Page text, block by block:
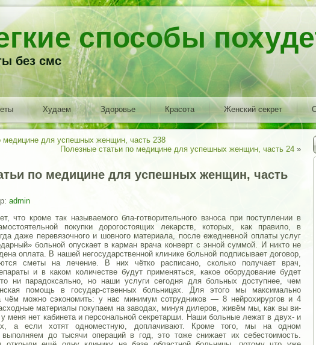
способы
без смс
Худаем Здоровье Красота Женский секрет
медицине для успешных женщин, часть 238
Полезные статьи по медицине для успешных женщин, часть 24 »
по медицине для успешных женщин, часть
admin
что кроме так называемого бла-готворительного взноса при поступлении в
покупки дорогостоящих лекарств, которых, как правило, в
даже перевязочного и шовного материала, после ежедневной оплаты услуг
больной опускает в карман врача конверт с энной суммой. И никто не
оплата. В нашей негосударственной клинике больной подписывает договор,
сметы на лечение. В них чётко расписано, сколько получает врач,
и в каком количестве будут применяться, какое оборудование будет
ни парадоксально, но наши услуги сегодня для больных доступнее, чем
помощь в государ-ственных больницах. Для этого мы максимально
можно сэкономить: у нас минимум сотрудников — 8 нейрохирургов и 4
материалы покупаем на заводах, минуя дилеров, живём мы, как вы ви-
меня нет кабинета и персональной секретарши. Наши больные лежат в двух- и
а если хотят одноместную, доплачивают. Кроме того, мы на одном
выполняем до тысячи операций в год, это тоже снижает их себестоимость.